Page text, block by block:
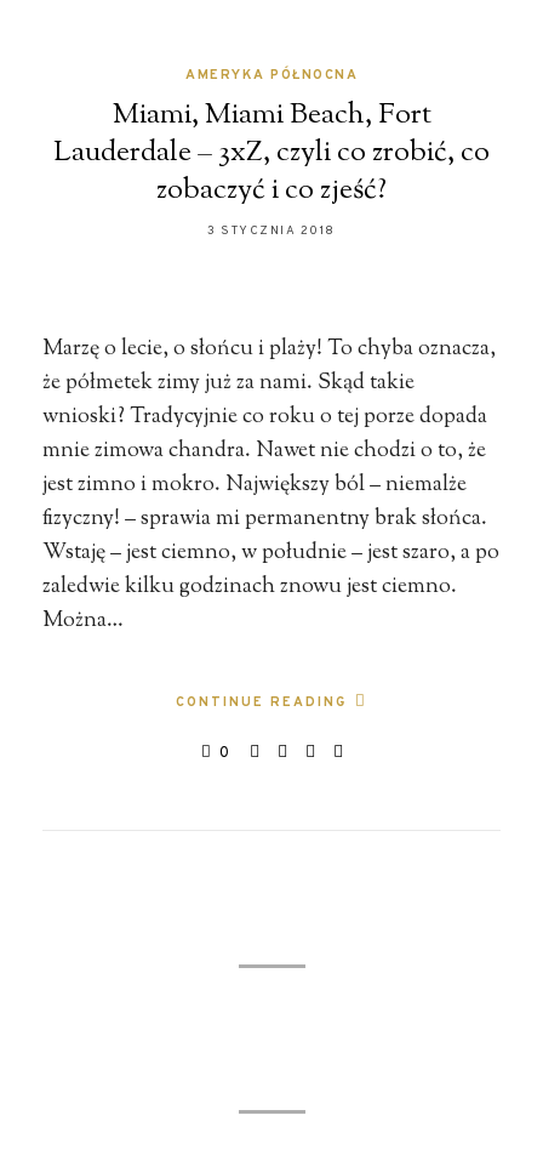
AMERYKA PÓŁNOCNA
Miami, Miami Beach, Fort
Lauderdale – 3xZ, czyli co zrobić, co
zobaczyć i co zjeść?
3 STYCZNIA 2018
Marzę o lecie, o słońcu i plaży! To chyba oznacza,
że półmetek zimy już za nami. Skąd takie
wnioski? Tradycyjnie co roku o tej porze dopada
mnie zimowa chandra. Nawet nie chodzi o to, że
jest zimno i mokro. Największy ból – niemalże
fizyczny! – sprawia mi permanentny brak słońca.
Wstaję – jest ciemno, w południe – jest szaro, a po
zaledwie kilku godzinach znowu jest ciemno.
Można…
CONTINUE READING
0